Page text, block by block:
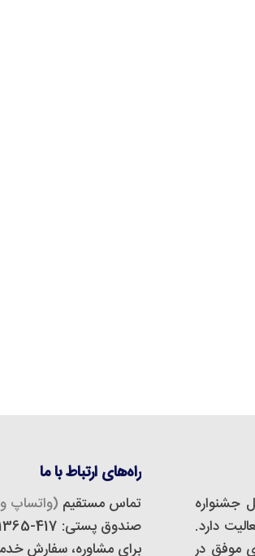
که از سال 1382 تاکنون فعالیت دارد.
و یکصد مشتری موفق در
راه‌های ارتباط با ما
تماس مستقیم (واتساپ
صندوق پستی: 417-71365
برای مشاوره، سفارش